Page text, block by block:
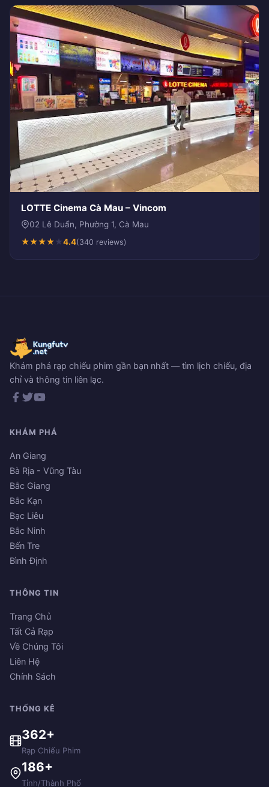
LOTTE Cinema Cà Mau – Vincom
02 Lê Duẩn, Phường 1, Cà Mau
★★★★★4.4(340 reviews)
Khám phá rạp chiếu phim gần bạn nhất — tìm lịch chiếu, địa
chỉ và thông tin liên lạc.
KHÁM PHÁ
An Giang
Bà Rịa - Vũng Tàu
Bắc Giang
Bắc Kạn
Bạc Liêu
Bắc Ninh
Bến Tre
Bình Định
THÔNG TIN
Trang Chủ
Tất Cả Rạp
Về Chúng Tôi
Liên Hệ
Chính Sách
THỐNG KÊ
362+
Rạp Chiếu Phim
186+
Tỉnh/Thành Phố